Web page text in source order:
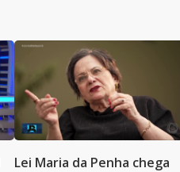
Lei Maria da Penha chega